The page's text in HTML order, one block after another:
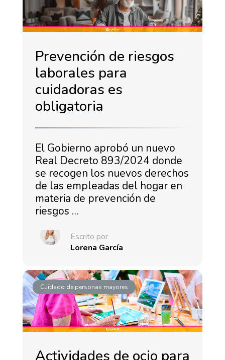
Prevención de riesgos
laborales para
cuidadoras es
obligatoria
El Gobierno aprobó un nuevo
Real Decreto 893/2024 donde
se recogen los nuevos derechos
de las empleadas del hogar en
materia de prevención de
riesgos …
Escrito por
Lorena García
Cuidado de personas mayores
Actividades de ocio para